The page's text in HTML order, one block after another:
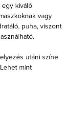
egy kiváló
vagy
puha, viszont
utáni színe
mint